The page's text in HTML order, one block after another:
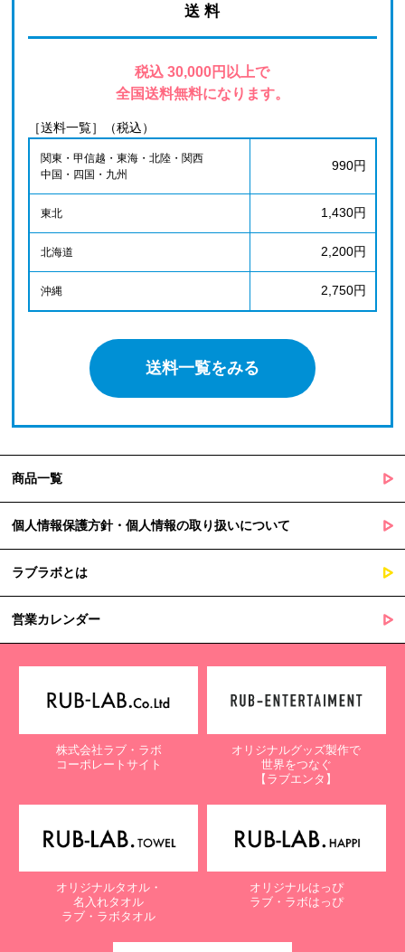
送 料
税込 30,000円以上で
全国送料無料になります。
［送料一覧］（税込）
関東・甲信越・東海・北陸・関西
中国・四国・九州
990円
東北 1,430円
北海道 2,200円
沖縄 2,750円
送料一覧をみる
商品一覧
個人情報保護方針・個人情報の取り扱いについて
ラブラボとは
営業カレンダー
株式会社ラブ・ラボ
コーポレートサイト
オリジナルグッズ製作で
世界をつなぐ
【ラブエンタ】
オリジナルタオル・
名入れタオル
ラブ・ラボタオル
オリジナルはっぴ
ラブ・ラボはっぴ